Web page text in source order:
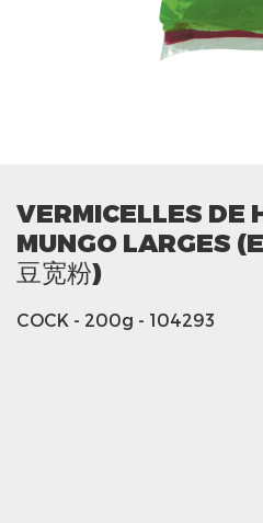
VERMICELLES DE
MUNGO LARGES
豆宽粉)
COCK - 200g - 104293